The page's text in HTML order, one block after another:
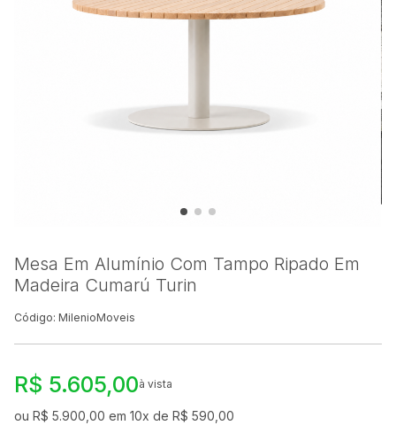
Mesa Em Alumínio Com Tampo Ripado Em
Madeira Cumarú Turin
Código: MilenioMoveis
R$ 5.605,00à vista
ou R$ 5.900,00 em 10x de R$ 590,00